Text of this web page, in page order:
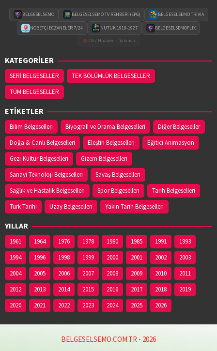
BELGESELSEMO BELGESELSEMO TV REHBERİ (EPG) BELGESELSEMO TRIVIA
NÖBETÇİ ECZANELER 7/24 NUTUK 1919-1927
BELGESELSEMOFLIX
iOS / Huawei — Yakında
KATEGORİLER
SERİ BELGESELLER
TEK BÖLÜMLÜK BELGESELLER
TÜM BELGESELLER
ETİKETLER
Bilim Belgeselleri Biyografi ve Drama Belgeselleri
Diğer Belgeseller
Doğa & Canlı Belgeselleri
Eleştiri Belgeselleri
Eğitici Animasyon
Gezi-Kültür Belgeselleri
Gizem Belgeselleri
Sanayi-Teknoloji Belgeselleri
Savaş Belgeselleri
Sağlık ve Hastalık Belgeselleri
Spor Belgeselleri
Tarih Belgeselleri
Türk Tarihi
Uzay Belgeselleri Yakın Tarih Belgeselleri
YILLAR
1961 1964 1976 1978 1980 1985 1991
1993
1994
1996 1998 1999 2000 2001 2002
2003
2004
2005 2006 2007 2008 2009 2010
2011
2012
2013 2014 2015 2016 2017 2018
2019
2020
2021 2022 2023 2024 2025 2026
BELGESELSEMO.COM.TR - 2026